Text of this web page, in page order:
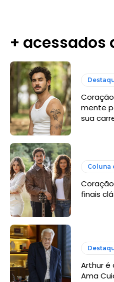
+ acessados
mente
sua
Coluna
finais
Arthur é
Ama